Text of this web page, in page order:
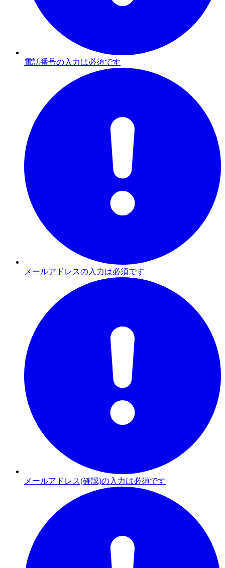
電話番号の入力は必須です
メールアドレスの入力は必須です
メールアドレス(確認)の入力は必須です